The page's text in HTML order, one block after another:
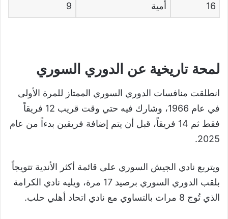
16 أمية 9
لمحة تاريخية عن الدوري السوري
انطلقت منافسات الدوري السوري الممتاز للمرة الأولى
في عام 1966، وشارك فيه حتي وقت قريب 12 فريقاً
فقط ثم 14 فريقاً، قبل أن يتم إضافة فريقين بدءاً من عام
2025.
ويتربع نادي الجيش السوري على قائمة أكثر الأندية تتويجاً
بلقب الدوري السوري برصيد 17 مرة، ويليه نادي الكرامة
الذي تُوج 8 مرات بالتساوي مع نادي اتحاد أهلي حلب.